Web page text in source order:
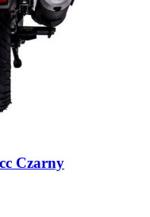
Czarny